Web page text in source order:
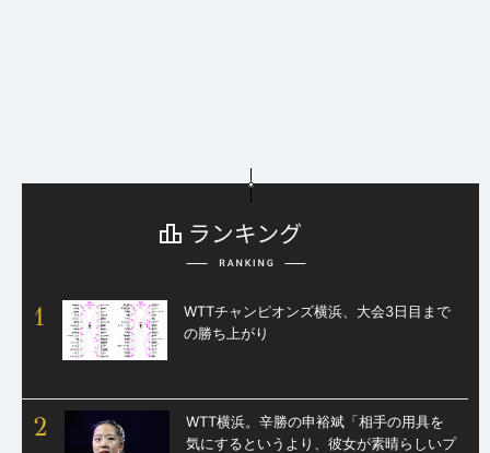
1
WTTチャンピオンズ横浜、大会3日目まで
の勝ち上がり
2
WTT横浜。辛勝の申裕斌「相手の用具を
気にするというより、彼女が素晴らしいプ